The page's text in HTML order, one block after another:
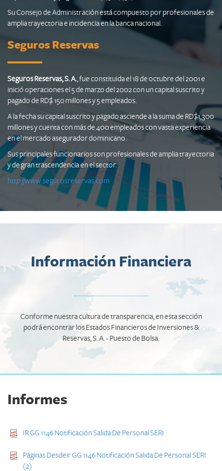
Su Consejo de Administración está compuesto por profesionales de
amplia trayectoria e incidencia en la banca nacional.
Seguros Reservas
Seguros Reservas, S. A., fue constituida el 18 de octubre del 2001 e
inició operaciones el 5 de marzo del 2002 con un capital suscrito y
pagado de RD$ 150 millones y 5 empleados.
A la fecha su capital suscrito y pagado asciende a la suma de RD$1,300
millones y cuenta con más de 400 empleados con vasta experiencia
en el mercado asegurador dominicano.
Sus principales funcionarios son profesionales de amplia trayectoria
y de gran trascendencia en el sector.
http://www.segurosreservas.com
Información Financiera
Conforme nuestra cultura de transparencia, en esta sección
podrá encontrar los Estados Financieros de Inversiones &
Reservas, S. A. - Puesto de Bolsa.
Informes
IR GG 1146 Notificación Salida De Personal SERI
Páginas Desdeir GG 1146 Notificación Salida De Personal SERI
(2)